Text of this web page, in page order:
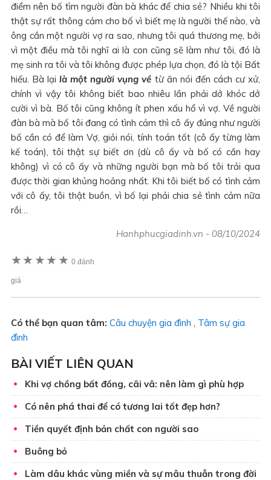
điểm nên bố tìm người đàn bà khác để chia sẻ? Nhiều khi tôi
thật sự rất thông cảm cho bố vì biết mẹ là người thế nào, và
ông cần một người vợ ra sao, nhưng tôi quá thương mẹ, bởi
vì một điều mà tôi nghĩ ai là con cũng sẽ làm như tôi, đó là
mẹ sinh ra tôi và tôi không được phép lựa chọn, đó là tội Bất
hiếu. Bà lạilà một người vụng về từ ăn nói đến cách cư xử,
chính vì vậy tôi không biết bao nhiêu lần phải dở khóc dở
cười vì bà. Bố tôi cũng không ít phen xấu hổ vì vợ. Về người
đàn bà mà bố tôi đang có tình cảm thì cô ấy đúng như người
bố cần có để làm Vợ, giỏi nói, tính toán tốt (cô ấy từng làm
kế toán), tôi thật sự biết ơn (dù cô ấy và bố có cần hay
không) vì có cô ấy và những người bạn mà bố tôi trải qua
được thời gian khủng hoảng nhất. Khi tôi biết bố có tình cảm
với cô ấy, tôi thật buồn, vì bố lại phải chia sẻ tình cảm nữa
rồi…
Hanhphucgiadinh.vn - 08/10/2024
★ ★ ★ ★ ★ 0 đánh
giá
Có thể bạn quan tâm: Câu chuyện gia đình , Tâm sự gia
đình
BÀI VIẾT LIÊN QUAN
Khi vợ chồng bất đồng, cãi vã: nên làm gì phù hợp
Có nên phá thai để có tương lai tốt đẹp hơn?
Tiền quyết định bản chất con người sao
Buông bỏ
Làm dâu khác vùng miền và sự mâu thuẫn trong đời